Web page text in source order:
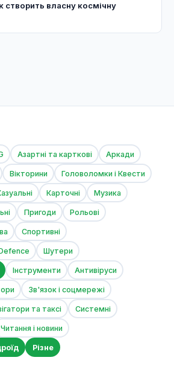
створить власну космічну
Азартні та карткові Аркади
Вікторини Головоломки і Квести
Карточні Музика
Пригоди Рольові
Спортивні
Шутери
Інструменти Антивіруси
Зв'язок і соцмережі
та таксі Системні
Читання і новини
Різне